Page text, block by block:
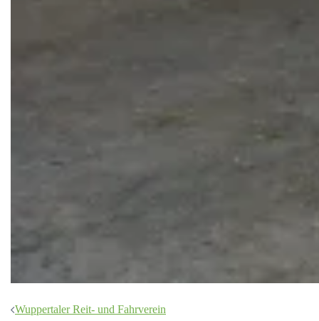
Beitragsnavigation
Wuppertaler Reit- und Fahrverein